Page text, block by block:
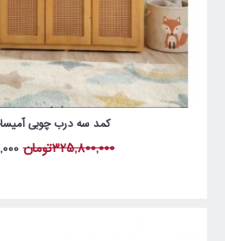
کمد سه درب چوبی
325,800,000تومان